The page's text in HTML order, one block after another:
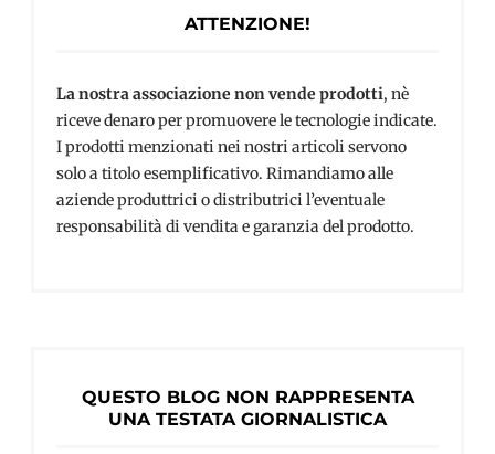
ATTENZIONE!
La nostra associazione non vende prodotti, nè
riceve denaro per promuovere le tecnologie indicate.
I prodotti menzionati nei nostri articoli servono
solo a titolo esemplificativo. Rimandiamo alle
aziende produttrici o distributrici l’eventuale
responsabilità di vendita e garanzia del prodotto.
QUESTO BLOG NON RAPPRESENTA
UNA TESTATA GIORNALISTICA